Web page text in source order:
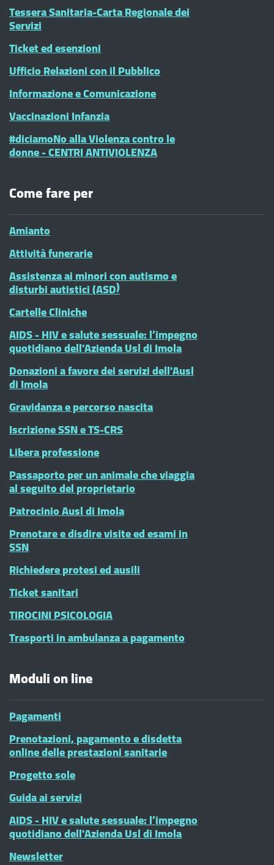
Tessera Sanitaria-Carta Regionale dei
Servizi
Ticket ed esenzioni
Ufficio Relazioni con il Pubblico
Informazione e Comunicazione
Vaccinazioni Infanzia
#diciamoNo alla Violenza contro le
donne - CENTRI ANTIVIOLENZA
Come fare per
Amianto
Attività funerarie
Assistenza ai minori con autismo e
disturbi autistici (ASD)
Cartelle Cliniche
AIDS - HIV e salute sessuale: l’impegno
quotidiano dell'Azienda Usl di Imola
Donazioni a favore dei servizi dell'Ausl
di Imola
Gravidanza e percorso nascita
Iscrizione SSN e TS-CRS
Libera professione
Passaporto per un animale che viaggia
al seguito del proprietario
Patrocinio Ausl di Imola
Prenotare e disdire visite ed esami in
SSN
Richiedere protesi ed ausili
Ticket sanitari
TIROCINI PSICOLOGIA
Trasporti in ambulanza a pagamento
Moduli on line
Pagamenti
Prenotazioni, pagamento e disdetta
online delle prestazioni sanitarie
Progetto sole
Guida ai servizi
AIDS - HIV e salute sessuale: l’impegno
quotidiano dell'Azienda Usl di Imola
Newsletter